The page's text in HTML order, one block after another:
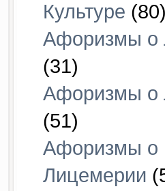
Культуре
Афоризмы о
(31)
Афоризмы о
(51)
Афоризмы о
Лицемерии